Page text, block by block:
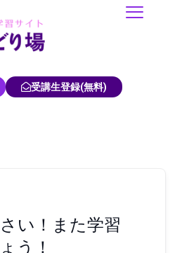
受講生登録(無料)
い！また学習
う！